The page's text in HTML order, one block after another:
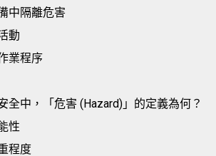
中隔離危害
動
業程序
全中，「危害 (Hazard)」的定義為何？
性
程度